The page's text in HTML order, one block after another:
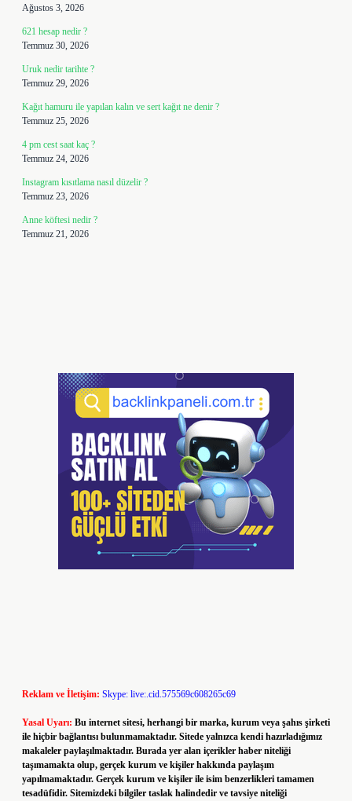
Ağustos 3, 2026
621 hesap nedir ?
Temmuz 30, 2026
Uruk nedir tarihte ?
Temmuz 29, 2026
Kağıt hamuru ile yapılan kalın ve sert kağıt ne denir ?
Temmuz 25, 2026
4 pm cest saat kaç ?
Temmuz 24, 2026
Instagram kısıtlama nasıl düzelir ?
Temmuz 23, 2026
Anne köftesi nedir ?
Temmuz 21, 2026
Reklam ve İletişim: Skype: live:.cid.575569c608265c69
Yasal Uyarı: Bu internet sitesi, herhangi bir marka, kurum veya şahıs şirketi
ile hiçbir bağlantısı bulunmamaktadır. Sitede yalnızca kendi hazırladığımız
makaleler paylaşılmaktadır. Burada yer alan içerikler haber niteliği
taşımamakta olup, gerçek kurum ve kişiler hakkında paylaşım
yapılmamaktadır. Gerçek kurum ve kişiler ile isim benzerlikleri tamamen
tesadüfidir. Sitemizdeki bilgiler taslak halindedir ve tavsiye niteliği